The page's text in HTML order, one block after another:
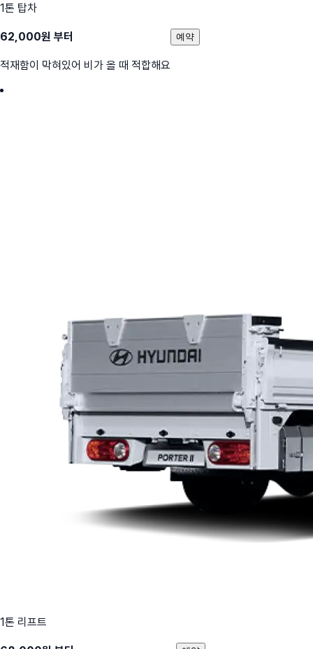
1톤 탑차
62,000원 부터
적재함이 막혀있어 비가 올 때 적합해요
예약
1톤 리프트